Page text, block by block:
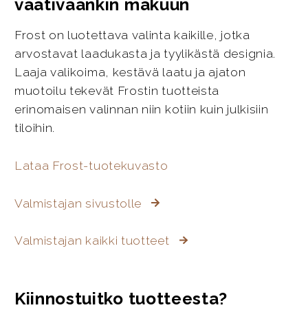
vaativaankin makuun
Frost on luotettava valinta kaikille, jotka
arvostavat laadukasta ja tyylikästä designia.
Laaja valikoima, kestävä laatu ja ajaton
muotoilu tekevät Frostin tuotteista
erinomaisen valinnan niin kotiin kuin julkisiin
tiloihin.
Lataa Frost-tuotekuvasto
Valmistajan sivustolle
Valmistajan kaikki tuotteet
Kiinnostuitko tuotteesta?